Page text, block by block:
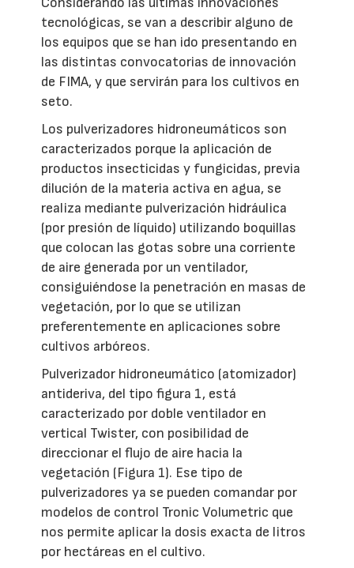
tecnológicas, se van a describir alguno de
los equipos que se han ido presentando en
las distintas convocatorias de innovación
de FIMA, y que servirán para los cultivos en
seto.
Los pulverizadores hidroneumáticos son
caracterizados porque la aplicación de
productos insecticidas y fungicidas, previa
dilución de la materia activa en agua, se
realiza mediante pulverización hidráulica
(por presión de líquido) utilizando boquillas
que colocan las gotas sobre una corriente
de aire generada por un ventilador,
consiguiéndose la penetración en masas de
vegetación, por lo que se utilizan
preferentemente en aplicaciones sobre
cultivos arbóreos.
Pulverizador hidroneumático (atomizador)
antideriva, del tipo figura 1, está
caracterizado por doble ventilador en
vertical Twister, con posibilidad de
direccionar el flujo de aire hacia la
vegetación (Figura 1). Ese tipo de
pulverizadores ya se pueden comandar por
modelos de control Tronic Volumetric que
nos permite aplicar la dosis exacta de litros
por hectáreas en el cultivo.